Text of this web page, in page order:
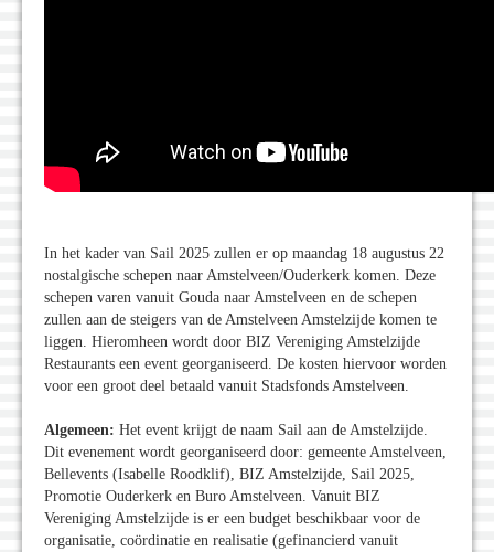
In het kader van Sail 2025 zullen er op maandag 18 augustus 22
nostalgische schepen naar Amstelveen/Ouderkerk komen. Deze
schepen varen vanuit Gouda naar Amstelveen en de schepen
zullen aan de steigers van de Amstelveen Amstelzijde komen te
liggen. Hieromheen wordt door BIZ Vereniging Amstelzijde
Restaurants een event georganiseerd. De kosten hiervoor worden
voor een groot deel betaald vanuit Stadsfonds Amstelveen.
Algemeen: Het event krijgt de naam Sail aan de Amstelzijde.
Dit evenement wordt georganiseerd door: gemeente Amstelveen,
Bellevents (Isabelle Roodklif), BIZ Amstelzijde, Sail 2025,
Promotie Ouderkerk en Buro Amstelveen. Vanuit BIZ
Vereniging Amstelzijde is er een budget beschikbaar voor de
organisatie, coördinatie en realisatie (gefinancierd vanuit